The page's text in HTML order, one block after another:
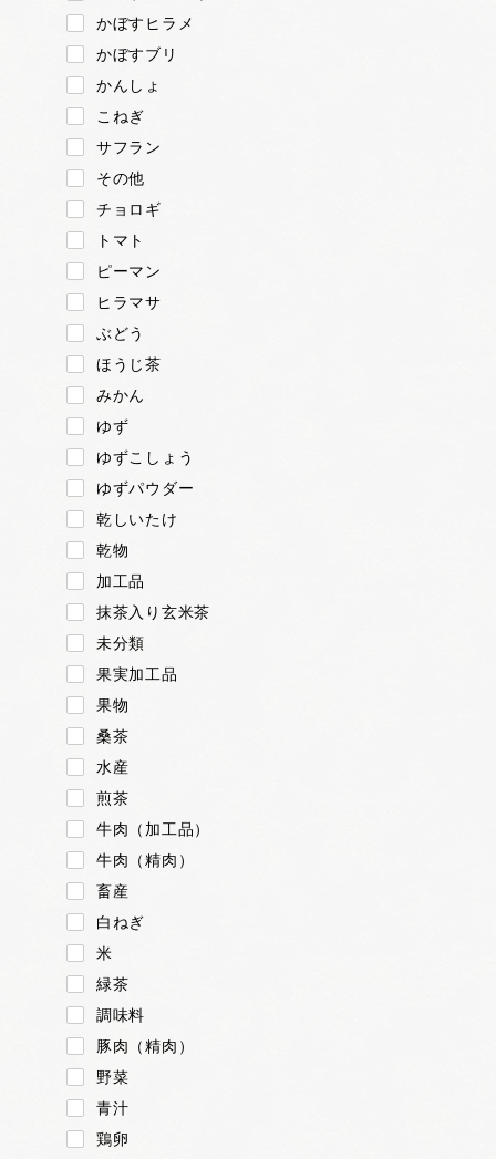
かぼすヒラメ
かぼすブリ
かんしょ
こねぎ
サフラン
その他
チョロギ
トマト
ピーマン
ヒラマサ
ぶどう
ほうじ茶
みかん
ゆず
ゆずこしょう
ゆずパウダー
乾しいたけ
乾物
加工品
抹茶入り玄米茶
未分類
果実加工品
果物
桑茶
水産
煎茶
牛肉（加工品）
牛肉（精肉）
畜産
白ねぎ
米
緑茶
調味料
豚肉（精肉）
野菜
青汁
鶏卵